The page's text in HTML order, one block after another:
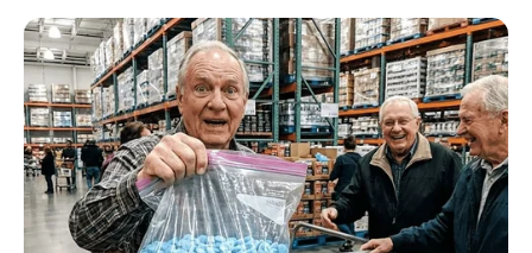
| live
NEWS SPORTS MATRIMONY ENTERTAINMENT
Home News